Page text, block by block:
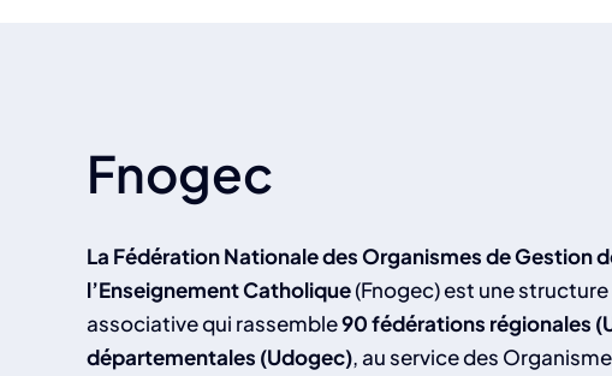
Fnogec
La Fédération Nationale des Organismes de Gestion
l’Enseignement Catholique(Fnogec) est une structure
associative qui rassemble90 fédérations régionales
départementales (Udogec), au service des